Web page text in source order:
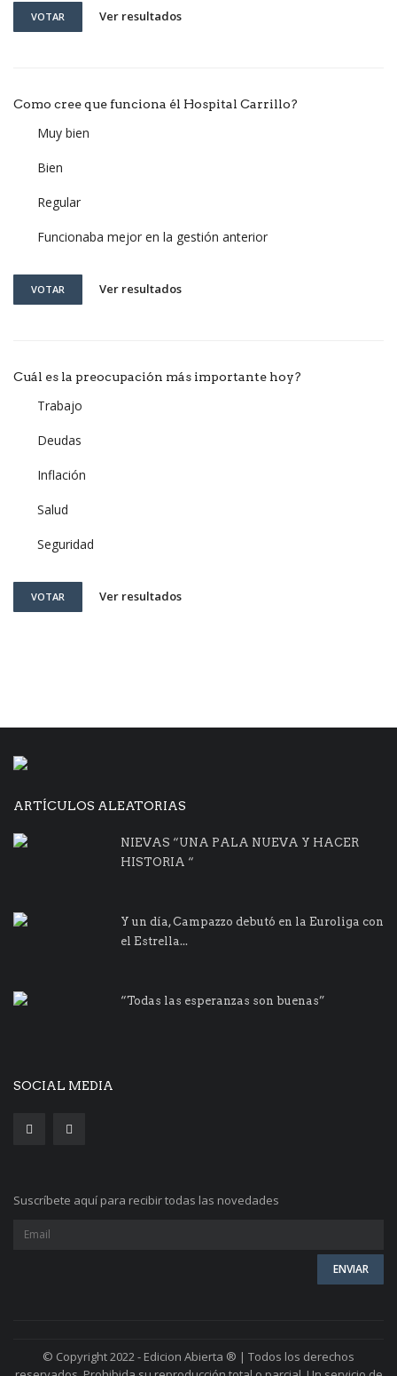
VOTAR Ver resultados
Como cree que funciona él Hospital Carrillo?
Muy bien
Bien
Regular
Funcionaba mejor en la gestión anterior
VOTAR Ver resultados
Cuál es la preocupación más importante hoy?
Trabajo
Deudas
Inflación
Salud
Seguridad
VOTAR Ver resultados
ARTÍCULOS ALEATORIAS
NIEVAS “UNA PALA NUEVA Y HACER
HISTORIA “
Y un día, Campazzo debutó en la Euroliga con
el Estrella...
“Todas las esperanzas son buenas”
SOCIAL MEDIA
Suscríbete aquí para recibir todas las novedades
© Copyright 2022 - Edicion Abierta ® | Todos los derechos